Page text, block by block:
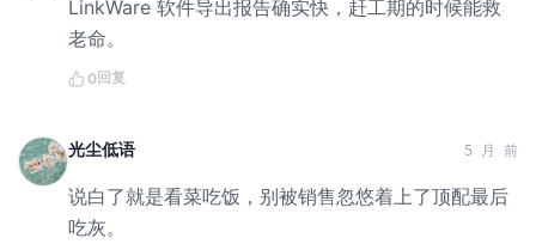
LinkWare 软件导出报告确实快，赶工期的时候能救
老命。
0回复
光尘低语 5 月 前
说白了就是看菜吃饭，别被销售忽悠着上了顶配最后
吃灰。